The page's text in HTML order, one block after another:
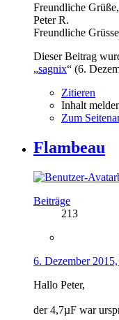
Freundliche Grüße,
Peter R.
Freundliche
Dieser Beitrag
„sagnix“ (6.
Zitieren
Inhalt
Zum
Flambeau
Beiträge
213
6. Dezember
Hallo Peter,
der 4,7µF war